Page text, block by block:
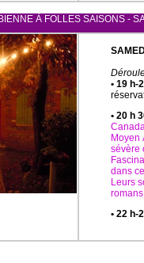
À FOLLES SAISONS -
• 19 h-
• 20 h
Moyen
sévère
dans
Leurs
• 22 h-